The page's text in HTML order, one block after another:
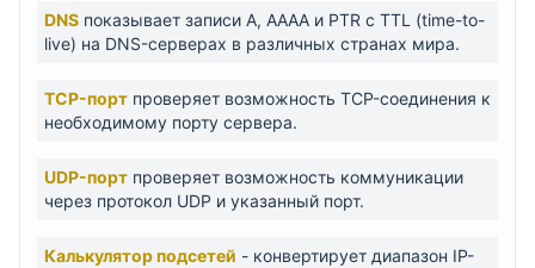
DNS показывает записи A, AAAA и PTR с TTL (time-to-
live) на DNS-серверах в различных странах мира.
TCP-порт проверяет возможность TCP-соединения к
необходимому порту сервера.
UDP-порт проверяет возможность коммуникации
через протокол UDP и указанный порт.
Калькулятор подсетей - конвертирует диапазон IP-